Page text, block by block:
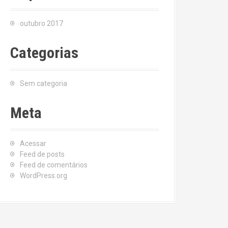
outubro 2017
Categorias
Sem categoria
Meta
Acessar
Feed de posts
Feed de comentários
WordPress.org